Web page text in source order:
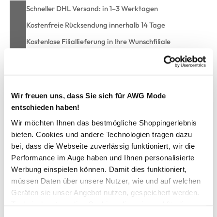
Wir freuen uns, dass Sie sich für AWG Mode
entschieden haben!
Wir möchten Ihnen das bestmögliche Shoppingerlebnis
bieten. Cookies und andere Technologien tragen dazu
bei, dass die Webseite zuverlässig funktioniert, wir die
Performance im Auge haben und Ihnen personalisierte
Werbung einspielen können. Damit dies funktioniert,
müssen Daten über unsere Nutzer, wie und auf welchen
Geräten sie unser Angebot nutzen, gespeichert werden.
Schneller DHL Versand: in 1–3 Werktagen
Kostenfreie Rücksendung innerhalb 14 Tage
Kostenlose Filiallieferung in Ihre Wunschfiliale
Herren Outdoor Hemd "Hector"
Maskulines Herrenhemd "Hector" von HERO by John
Medoox
Großes Karomuster, Kentkragen und durchgehende
Knopfleiste
Kurze Ärmel mit aufrollbaren Manschetten